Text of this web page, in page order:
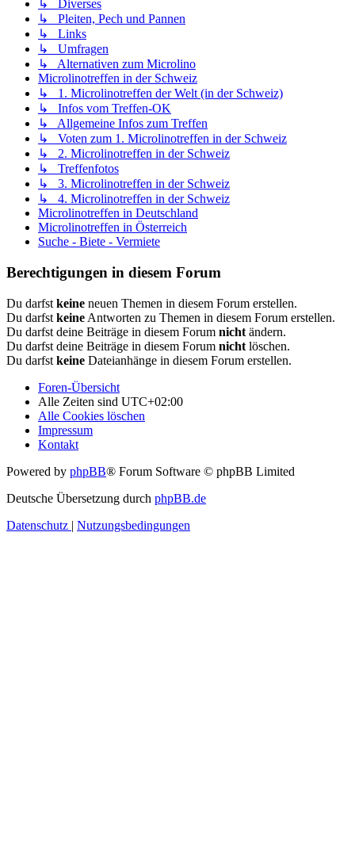
↳ Diverses
↳ Pleiten, Pech und Pannen
↳ Links
↳ Umfragen
↳ Alternativen zum Microlino
Microlinotreffen in der Schweiz
↳ 1. Microlinotreffen der Welt (in der Schweiz)
↳ Infos vom Treffen-OK
↳ Allgemeine Infos zum Treffen
↳ Voten zum 1. Microlinotreffen in der Schweiz
↳ 2. Microlinotreffen in der Schweiz
↳ Treffenfotos
↳ 3. Microlinotreffen in der Schweiz
↳ 4. Microlinotreffen in der Schweiz
Microlinotreffen in Deutschland
Microlinotreffen in Österreich
Suche - Biete - Vermiete
Berechtigungen in diesem Forum
Du darfst keine neuen Themen in diesem Forum erstellen.
Du darfst keine Antworten zu Themen in diesem Forum erstellen.
Du darfst deine Beiträge in diesem Forum nicht ändern.
Du darfst deine Beiträge in diesem Forum nicht löschen.
Du darfst keine Dateianhänge in diesem Forum erstellen.
Foren-Übersicht
Alle Zeiten sind UTC+02:00
Alle Cookies löschen
Impressum
Kontakt
Powered by phpBB® Forum Software © phpBB Limited
Deutsche Übersetzung durch phpBB.de
Datenschutz | Nutzungsbedingungen